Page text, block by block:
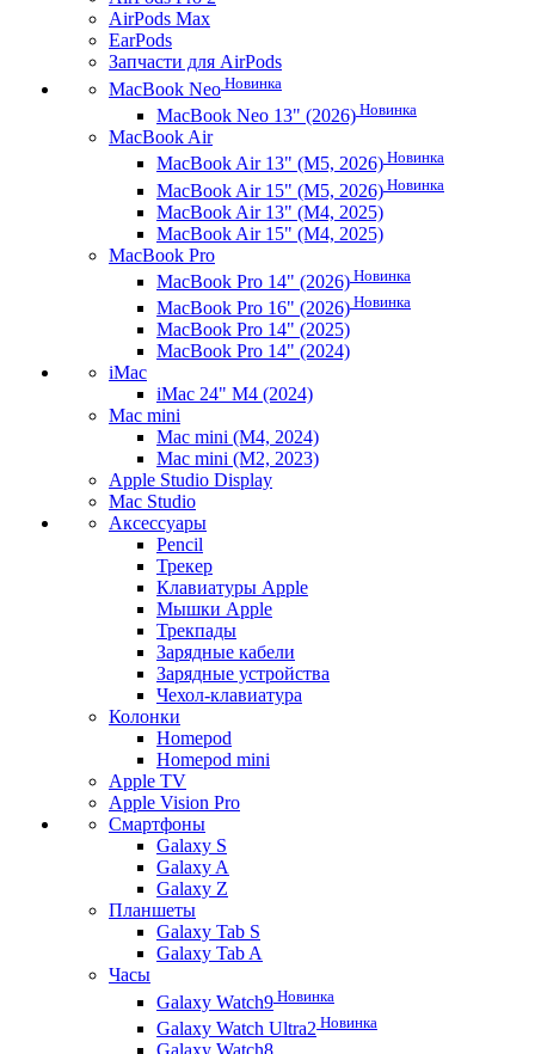
AirPods Max
EarPods
Запчасти для AirPods
MacBook Neo Новинка
MacBook Neo 13" (2026) Новинка
MacBook Air
MacBook Air 13" (M5, 2026) Новинка
MacBook Air 15" (M5, 2026) Новинка
MacBook Air 13" (M4, 2025)
MacBook Air 15" (M4, 2025)
MacBook Pro
MacBook Pro 14" (2026) Новинка
MacBook Pro 16" (2026) Новинка
MacBook Pro 14" (2025)
MacBook Pro 14" (2024)
iMac
iMac 24" M4 (2024)
Mac mini
Mac mini (M4, 2024)
Mac mini (M2, 2023)
Apple Studio Display
Mac Studio
Аксессуары
Pencil
Трекер
Клавиатуры Apple
Мышки Apple
Трекпады
Зарядные кабели
Зарядные устройства
Чехол-клавиатура
Колонки
Homepod
Homepod mini
Apple TV
Apple Vision Pro
Смартфоны
Galaxy S
Galaxy A
Galaxy Z
Планшеты
Galaxy Tab S
Galaxy Tab A
Часы
Galaxy Watch9 Новинка
Galaxy Watch Ultra2 Новинка
Galaxy Watch8